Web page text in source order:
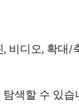
디오, 확대
색할 수 있습